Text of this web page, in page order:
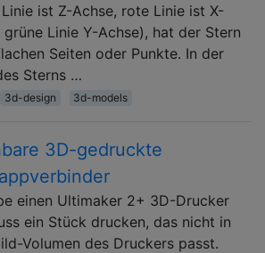
ist Z-Achse, rote Linie ist X-
grüne Linie Y-Achse), hat der Stern
Seiten oder Punkte. In der
Sterns …
3d-design 3d-models
3D-gedruckte
einen Ultimaker 2+ 3D-Drucker
ein Stück drucken, das nicht in
Volumen des Druckers passt.